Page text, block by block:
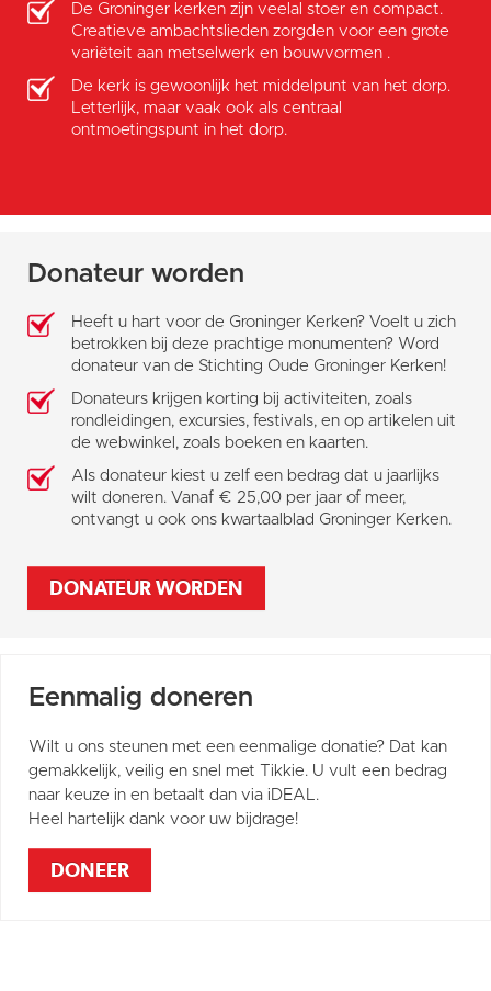
De Groninger kerken zijn veelal stoer en compact.
Creatieve ambachtslieden zorgden voor een grote
variëteit aan metselwerk en bouwvormen .
De kerk is gewoonlijk het middelpunt van het dorp.
Letterlijk, maar vaak ook als centraal
ontmoetingspunt in het dorp.
Donateur worden
Heeft u hart voor de Groninger Kerken? Voelt u zich
betrokken bij deze prachtige monumenten? Word
donateur van de Stichting Oude Groninger Kerken!
Donateurs krijgen korting bij activiteiten, zoals
rondleidingen, excursies, festivals, en op artikelen uit
de webwinkel, zoals boeken en kaarten.
Als donateur kiest u zelf een bedrag dat u jaarlijks
wilt doneren. Vanaf € 25,00 per jaar of meer,
ontvangt u ook ons kwartaalblad Groninger Kerken.
DONATEUR WORDEN
Eenmalig doneren
Wilt u ons steunen met een eenmalige donatie? Dat kan
gemakkelijk, veilig en snel met Tikkie. U vult een bedrag
naar keuze in en betaalt dan via iDEAL.
Heel hartelijk dank voor uw bijdrage!
DONEER